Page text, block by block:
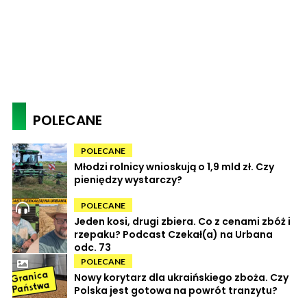
POLECANE
POLECANE
Młodzi rolnicy wnioskują o 1,9 mld zł. Czy
pieniędzy wystarczy?
POLECANE
Jeden kosi, drugi zbiera. Co z cenami zbóż i
rzepaku? Podcast Czekał(a) na Urbana
odc. 73
POLECANE
Nowy korytarz dla ukraińskiego zboża. Czy
Polska jest gotowa na powrót tranzytu?